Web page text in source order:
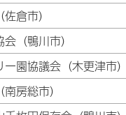
倉市）
（鴨川市）
ー園協議会（木更津市
房総市）